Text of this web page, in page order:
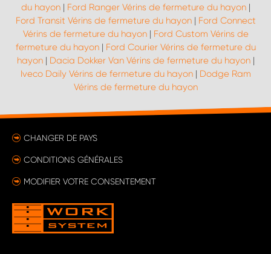
du hayon| Ford Ranger Vérins de fermeture du hayon|
Ford Transit Vérins de fermeture du hayon| Ford Connect
Vérins de fermeture du hayon| Ford Custom Vérins de
fermeture du hayon| Ford Courier Vérins de fermeture du
hayon| Dacia Dokker Van Vérins de fermeture du hayon|
Iveco Daily Vérins de fermeture du hayon| Dodge Ram
Vérins de fermeture du hayon
CHANGER DE PAYS
CONDITIONS GÉNÉRALES
MODIFIER VOTRE CONSENTEMENT